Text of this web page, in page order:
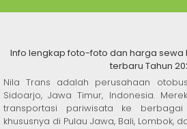
Info lengkap foto-foto dan harga sewa
terbaru Tahun
Nila Trans adalah perusahaan
Sidoarjo, Jawa Timur, Indonesia.
transportasi pariwisata ke
khususnya di Pulau Jawa, Bali, Lombok,